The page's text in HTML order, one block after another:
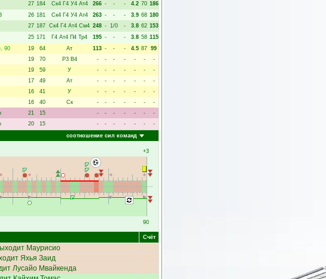
27 184 Ск4 Г4 У4 Ат4 266 - - - 4.2 70 186
26 181 Ск4 Г4 У4 Ат4 263 - - - 3.9 68 180
27 187 Ск4 Г4 Ат4 См4 248 - 1/0 - 3.8 62 153
25 171 Г4 Ат4 П4 Тр4 195 - - - 3.8 58 115
, 90 19 64 Ат 113 - - - 4.5 87 99
19 70 Р3 В4 - - - - - -
-
19 59 У - - - - - -
-
17 49 Ат - - - - - -
-
16 41 У - - - - - -
-
16 40 Ск - - - - - -
-
21 15 - - - - - -
-
20 15 - - - - - -
-
соотношение сил команд
+3
90
Счёт
Маурисио
Яхья Заид
Лусайо Мвайкенда